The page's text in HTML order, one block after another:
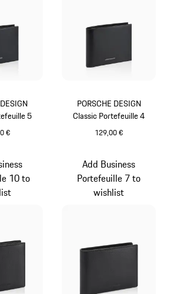
5
€
PORSCHE DESIGN
Classic Portefeuille 4
129,00 €
10 to
Add Business
Portefeuille 7 to
wishlist